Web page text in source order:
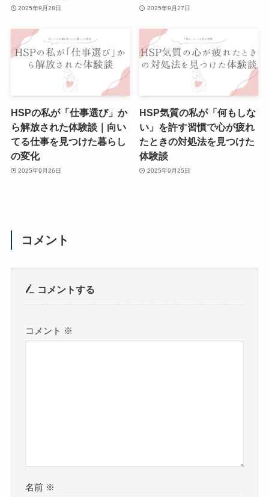
2025年9月28日 2025年9月27日
HSPの私が「仕事選び」か
ら解放された体験談｜向い
てる仕事を見つけた暮らし
の変化
2025年9月26日
HSP気質の私が「何もしな
い」を許す習慣で心が疲れ
たときの対処法を見つけた
体験談
2025年9月25日
コメント
コメントする
コメント ※
名前 ※